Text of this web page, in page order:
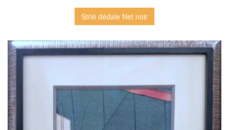
Strié dédale filet noir